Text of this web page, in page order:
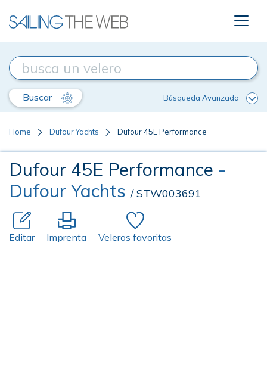
Buscar Búsqueda Avanzada
Home Dufour Yachts Dufour 45E Performance
Dufour 45E Performance -
Dufour Yachts / STW003691
Editar Imprenta Veleros favoritas